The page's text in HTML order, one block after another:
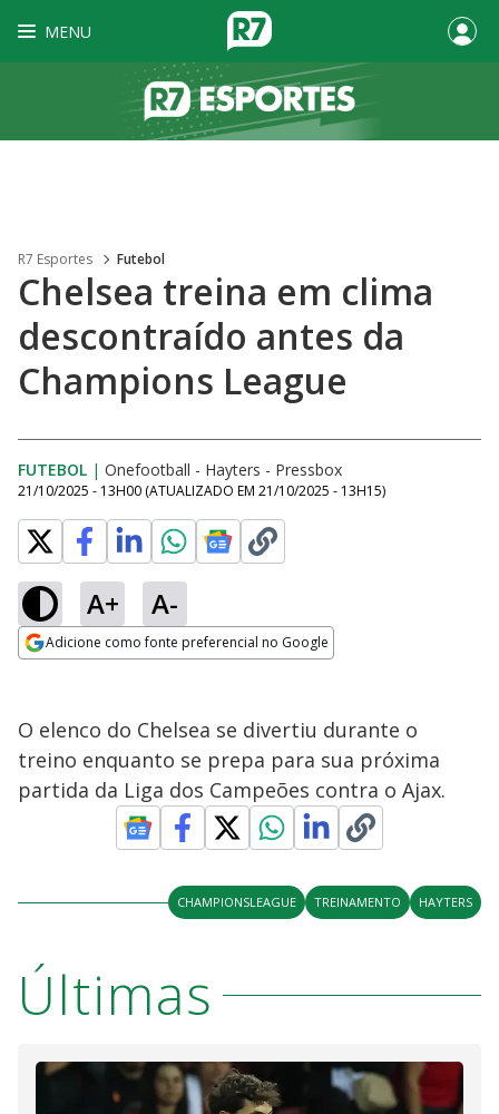
MENU
R7 Esportes Futebol
Chelsea treina em clima
descontraído antes da
Champions League
FUTEBOL | Onefootball - Hayters - Pressbox
21/10/2025 - 13H00 (ATUALIZADO EM 21/10/2025 - 13H15)
A+ A-
Adicione como fonte preferencial no Google
O elenco do Chelsea se divertiu durante o
treino enquanto se prepa para sua próxima
partida da Liga dos Campeões contra o Ajax.
CHAMPIONSLEAGUE TREINAMENTO HAYTERS
Últimas